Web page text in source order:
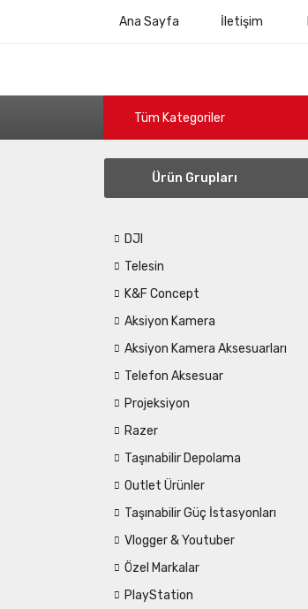
Ana Sayfa İletişim
Tüm Kategoriler
Ürün Grupları
DJI
Telesin
K&F Concept
Aksiyon Kamera
Aksiyon Kamera Aksesuarları
Telefon Aksesuar
Projeksiyon
Razer
Taşınabilir Depolama
Outlet Ürünler
Taşınabilir Güç İstasyonları
Vlogger & Youtuber
Özel Markalar
PlayStation